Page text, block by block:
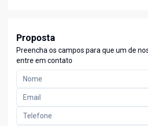
Proposta
Preencha os campos para que um de
entre em contato